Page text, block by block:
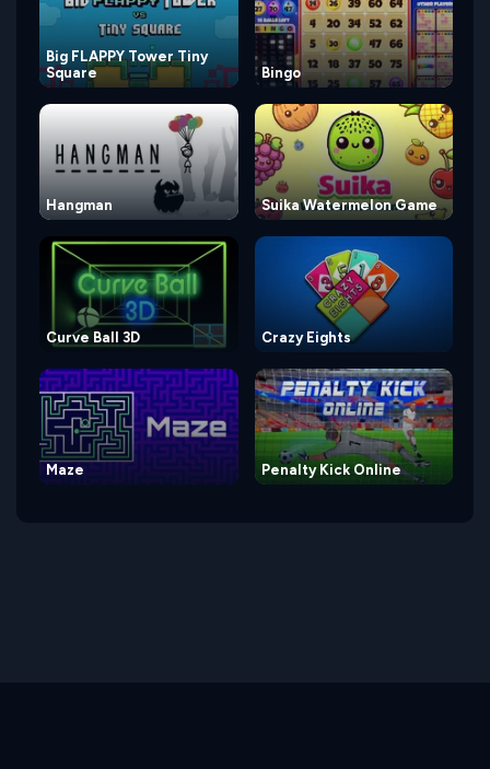
Big FLAPPY Tower Tiny
Square
Bingo
Hangman Suika Watermelon Game
Curve Ball 3D Crazy Eights
Maze Penalty Kick Online